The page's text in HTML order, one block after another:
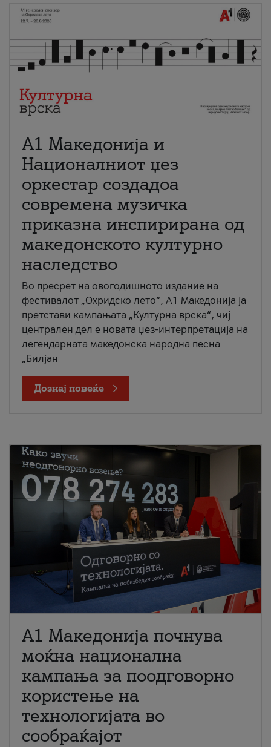
А1 Македонија и
Националниот џез
оркестар создадоа
современа музичка
приказна инспирирана од
македонското културно
наследство
Во пресрет на овогодишното издание на
фестивалот „Охридско лето“, А1 Македонија ја
претстави кампањата „Културна врска“, чиј
централен дел е новата џез-интерпретација на
легендарната македонска народна песна
„Билјан
Дознај повеќе
A1 Македонија почнува
моќна национална
кампања за поодговорно
користење на
технологијата во
сообраќајот